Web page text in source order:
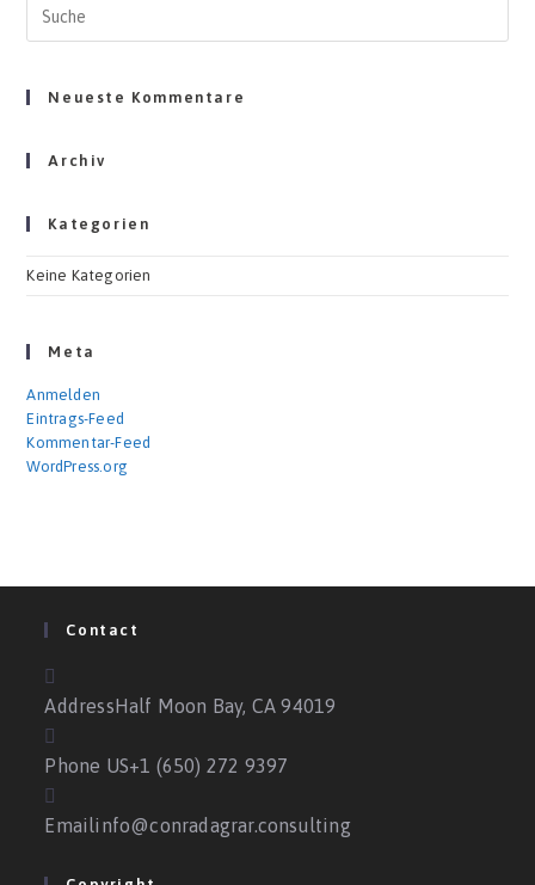
Neueste Kommentare
Archiv
Kategorien
Keine Kategorien
Meta
Anmelden
Eintrags-Feed
Kommentar-Feed
WordPress.org
Contact
AddressHalf Moon Bay, CA 94019
Phone US+1 (650) 272 9397
Emailinfo@conradagrar.consulting